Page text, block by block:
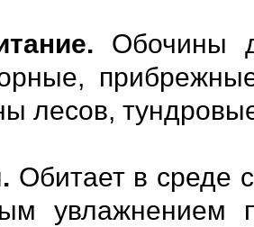
Обочины
лесов,
Обитает в среде